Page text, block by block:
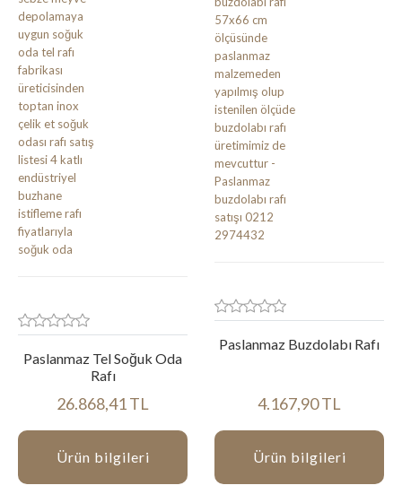
Paslanmaz Tel Soğuk Oda
Rafı
26.868,41 TL
Ürün bilgileri
Paslanmaz Buzdolabı Rafı
4.167,90 TL
Ürün bilgileri